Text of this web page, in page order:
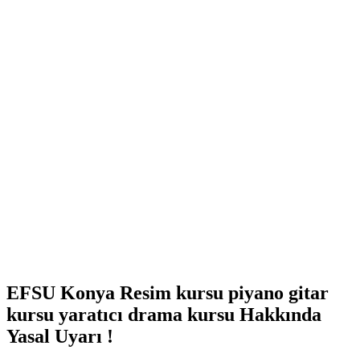
EFSU Konya Resim kursu piyano gitar
kursu yaratıcı drama kursu Hakkında
Yasal Uyarı !